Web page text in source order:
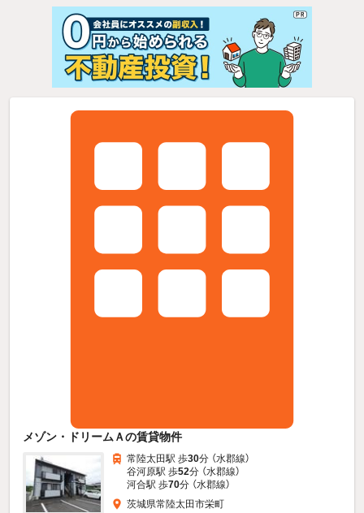
メゾン・ドリームＡの賃貸物件
常陸太田駅 歩30分 （水郡線）
谷河原駅 歩52分 （水郡線）
河合駅 歩70分 （水郡線）
茨城県常陸太田市栄町